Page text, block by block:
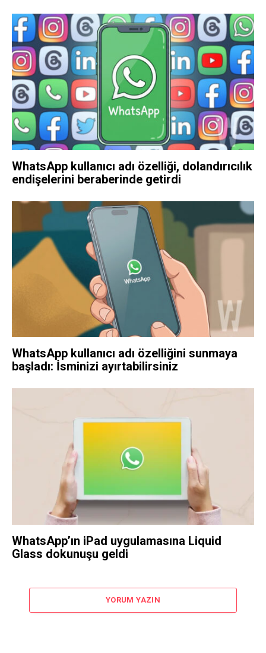
WhatsApp kullanıcı adı özelliği, dolandırıcılık
endişelerini beraberinde getirdi
WhatsApp kullanıcı adı özelliğini sunmaya
başladı: İsminizi ayırtabilirsiniz
WhatsApp’ın iPad uygulamasına Liquid
Glass dokunuşu geldi
YORUM YAZIN